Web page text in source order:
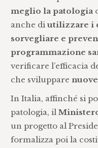
meglio la patologia
anche diutilizzare i
sorvegliare e
programmazione
verificare l’efficacia
che sviluppare
In Italia, affinché si
patologia, il
un progetto al
formalizza poi la